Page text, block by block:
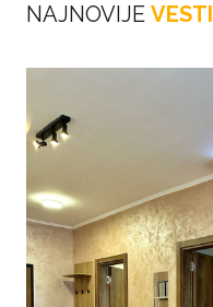
NAJNOVIJE VESTI